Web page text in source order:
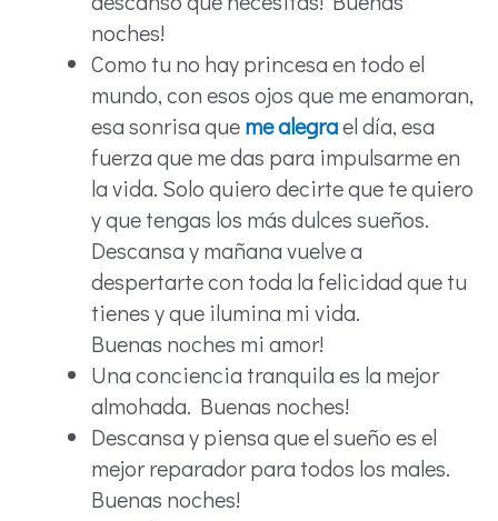
noches!
Como tu no hay princesa en todo el
mundo, con esos ojos que me enamoran,
esa sonrisa queme alegrael día, esa
fuerza que me das para impulsarme en
la vida. Solo quiero decirte que te quiero
y que tengas los más dulces sueños.
Descansa y mañana vuelve a
despertarte con toda la felicidad que tu
tienes y que ilumina mi vida.
Buenas noches mi amor!
Una conciencia tranquila es la mejor
almohada. Buenas noches!
Descansa y piensa que el sueño es el
mejor reparador para todos los males.
Buenas noches!